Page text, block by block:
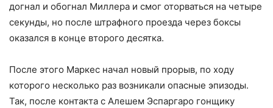
догнал и обогнал Миллера и смог оторваться на четыре
секунды, но после штрафного проезда через боксы
оказался в конце второго десятка.
После этого Маркес начал новый прорыв, по ходу
которого несколько раз возникали опасные эпизоды.
Так, после контакта с Алешем Эспаргаро гонщику